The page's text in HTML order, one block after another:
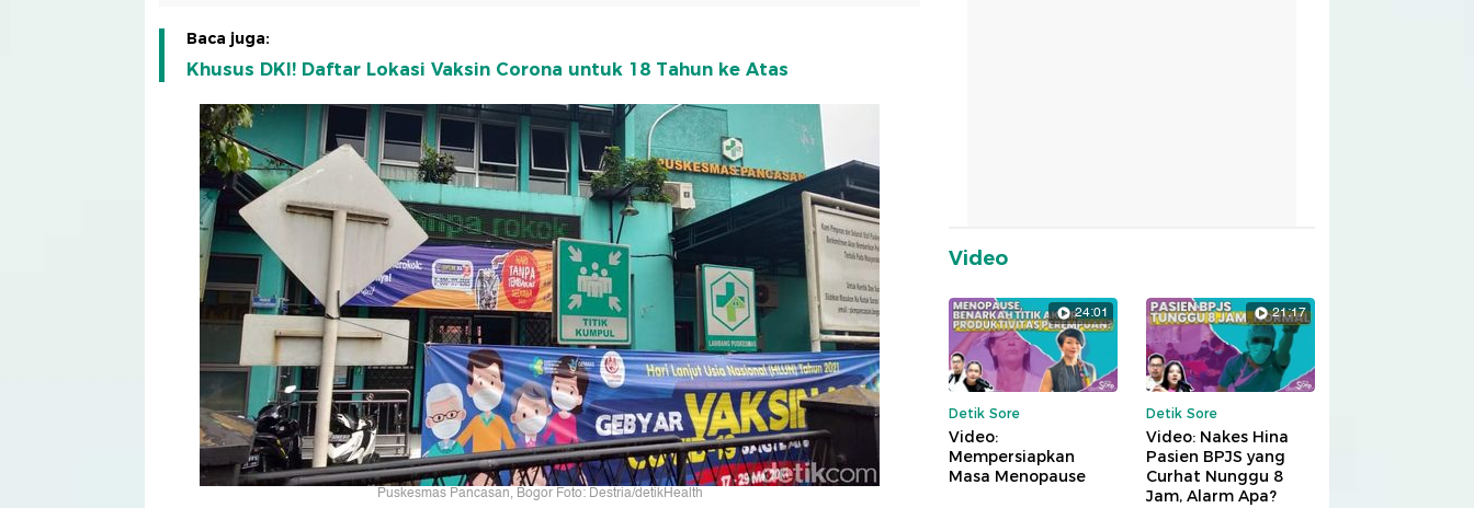
Baca juga:
Khusus DKI! Daftar Lokasi Vaksin Corona untuk 18 Tahun ke Atas
Puskesmas Pancasan, Bogor Foto: Destria/detikHealth
Video
24:01
Detik Sore
Video:
Mempersiapkan
Masa Menopause
21:17
Detik Sore
Video: Nakes Hina
Pasien BPJS yang
Curhat Nunggu 8
Jam, Alarm Apa?